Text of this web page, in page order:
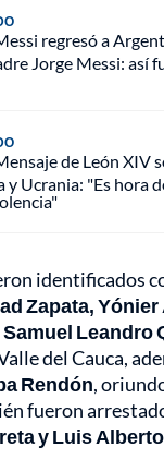
regresó a
Jorge Messi: así
de León XIV
y Ucrania: "Es hora
identificados
Zapata,
Leandro
del Cauca,
Rendón,
fueron
y Luis